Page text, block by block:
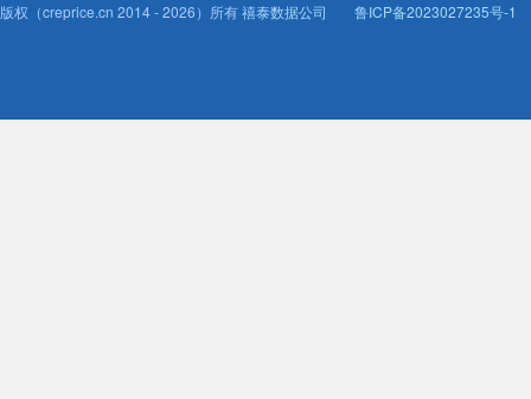
版权（creprice.cn 2014 - 2026）所有禧泰数据公司 鲁ICP备2023027235号-1